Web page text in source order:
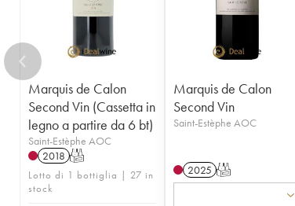
Marquis de Calon
Second Vin (Cassetta in
legno a partire da 6 bt)
Saint-Estèphe AOC
2018 T
Lotto di 1 bottiglia | 27 in
stock
Marquis de Calon
Second Vin
Saint-Estèphe AOC
2025 T